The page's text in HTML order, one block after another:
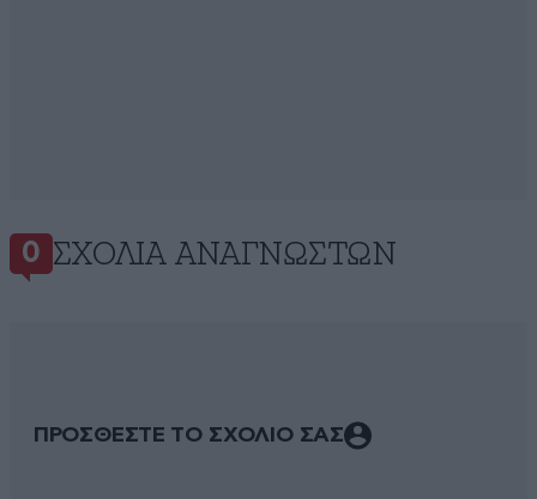
0 ΣΧΌΛΙΑ ΑΝΑΓΝΩΣΤΏΝ
ΠΡΟΣΘΕΣΤΕ ΤΟ ΣΧΟΛΙΟ ΣΑΣ